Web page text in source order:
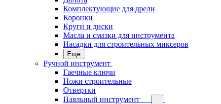
Комплектующие для дрели
Коронки
Круги и диски
Масла и смазки для инструмента
Насадки для строительных миксеров
Еще
Ручной инструмент
Гаечные ключи
Ножи строительные
Отвертки
Паяльный инструмент